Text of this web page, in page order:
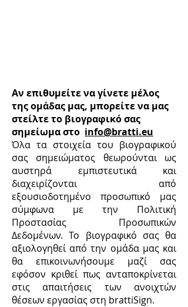
Αν επιθυμείτε να γίνετε μέλος
της ομάδας μας, μπορείτε να μας
στείλτε το βιογραφικό σας
σημείωμα στο info@bratti.eu
Όλα τα στοιχεία του βιογραφικού
σας σημειώματος θεωρούνται ως
αυστηρά εμπιστευτικά και
διαχειρίζονται από
εξουσιοδοτημένο προσωπικό μας
σύμφωνα με την Πολιτική
Προστασίας Προσωπικών
Δεδομένων. Το βιογραφικό σας θα
αξιολογηθεί από την ομάδα μας και
θα επικοινωνήσουμε μαζί σας
εφόσον κριθεί πως ανταποκρίνεται
στις απαιτήσεις των ανοιχτών
θέσεων εργασίας στη brattiSign.